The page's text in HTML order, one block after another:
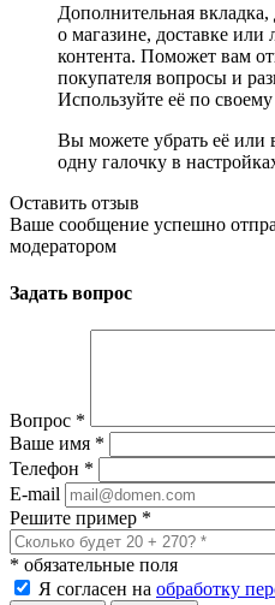
Дополнительная
о магазине, доставке
контента. Поможет вам
покупателя вопросы и
Используйте её по
Вы можете убрать её или
одну галочку в
Оставить отзыв
Ваше сообщение успешно
модератором
Задать вопрос
Вопрос *
Ваше имя *
Телефон *
E-mail
Решите пример *
* обязательные поля
Я согласен на обработку